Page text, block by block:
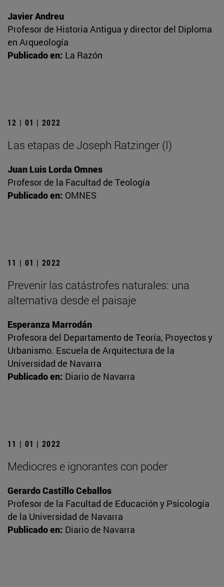
Javier Andreu
Profesor de Historia Antigua y director del Diploma
en Arqueología
Publicado en: La Razón
12 | 01 | 2022
Las etapas de Joseph Ratzinger (I)
Juan Luis Lorda Omnes
Profesor de la Facultad de Teología
Publicado en: OMNES
11 | 01 | 2022
Prevenir las catástrofes naturales: una
alternativa desde el paisaje
Esperanza Marrodán
Profesora del Departamento de Teoría, Proyectos y
Urbanismo. Escuela de Arquitectura de la
Universidad de Navarra
Publicado en: Diario de Navarra
11 | 01 | 2022
Mediocres e ignorantes con poder
Gerardo Castillo Ceballos
Profesor de la Facultad de Educación y Psicología
de la Universidad de Navarra
Publicado en: Diario de Navarra